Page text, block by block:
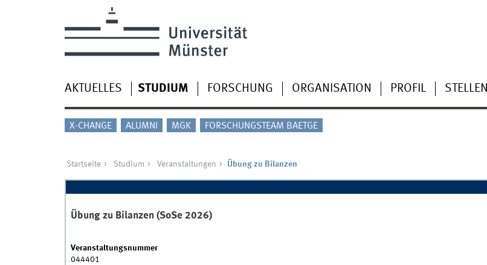
AKTUELLES STUDIUM FORSCHUNG ORGANISATION PROFIL STELLEN
X-CHANGE ALUMNI MGK FORSCHUNGSTEAM BAETGE
Startseite Studium Veranstaltungen Übung zu Bilanzen
Übung zu Bilanzen (SoSe 2026)
Veranstaltungsnummer
044401